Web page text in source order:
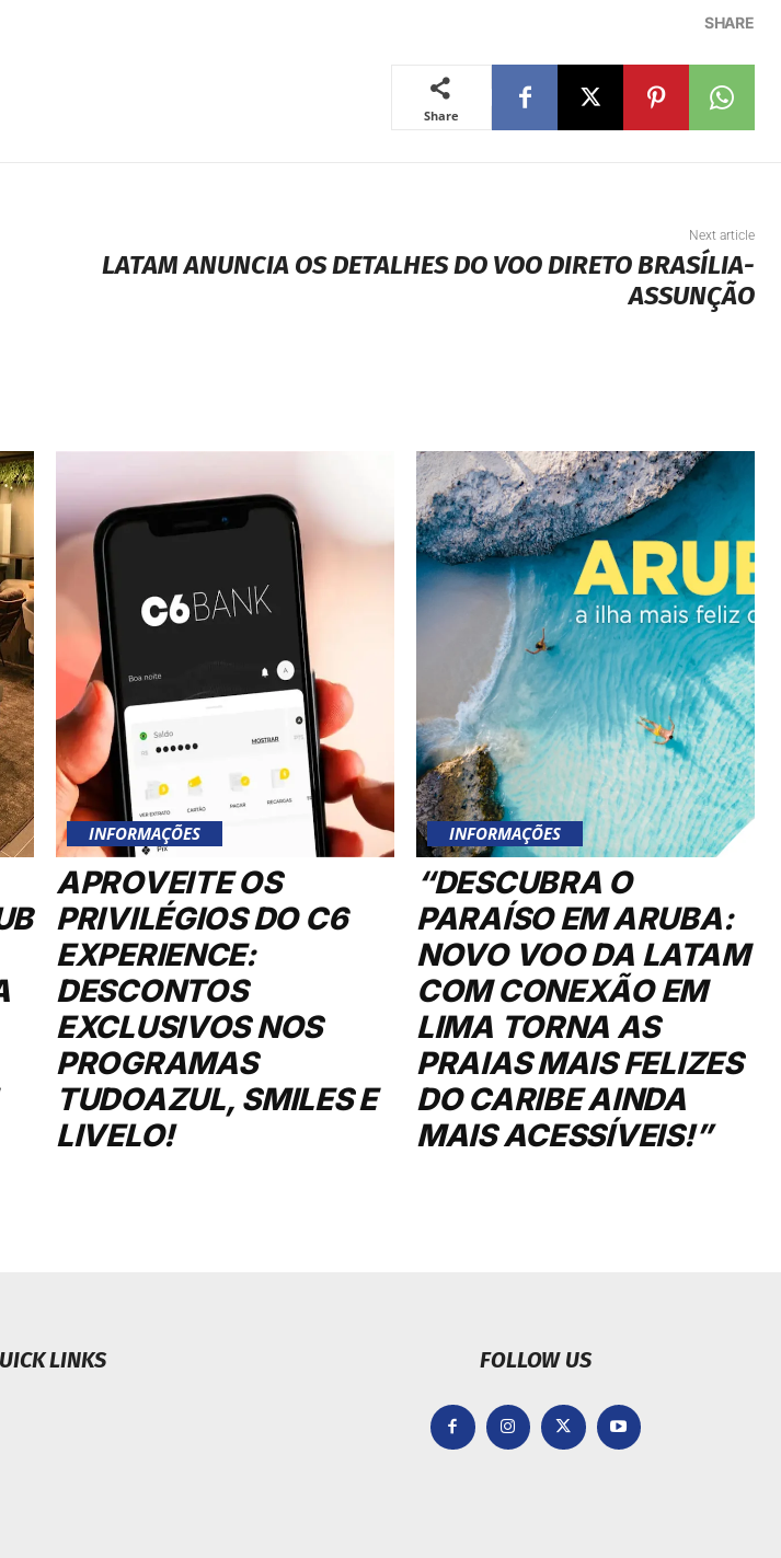
SHARE
Share
Next article
LATAM ANUNCIA OS DETALHES DO VOO DIRETO BRASÍLIA-
ASSUNÇÃO
INFORMAÇÕES
APROVEITE OS
PRIVILÉGIOS DO C6
EXPERIENCE:
DESCONTOS
EXCLUSIVOS NOS
PROGRAMAS
TUDOAZUL, SMILES E
LIVELO!
INFORMAÇÕES
“DESCUBRA O
PARAÍSO EM ARUBA:
NOVO VOO DA LATAM
COM CONEXÃO EM
LIMA TORNA AS
PRAIAS MAIS FELIZES
DO CARIBE AINDA
MAIS ACESSÍVEIS!”
LINKS FOLLOW US